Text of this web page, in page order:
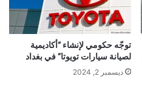
توجّه حكومي لإنشاء “أكاديمية
لصيانة سيارات تويوتا” في بغداد
ديسمبر 2, 2024